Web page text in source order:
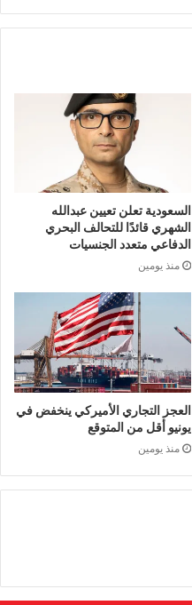
السعودية تعلن تعيين عبدالله
الشهري قائدًا للتحالف البحري
الدفاعي متعدد الجنسيات
منذ يومين
العجز التجاري الأميركي ينخفض في
يونيو أقل من المتوقع
منذ يومين